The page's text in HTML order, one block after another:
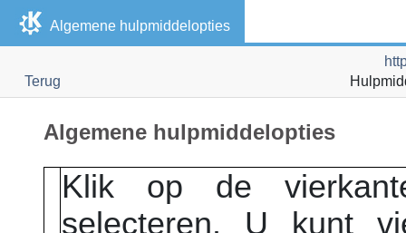
Algemene hulpmiddelopties
Terug
Algemene hulpmiddelopties
Klik op de
selecteren. U kunt